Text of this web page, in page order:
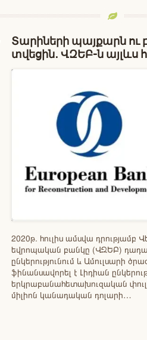
Տարիների պայքարն ու
տվեցին․ ՎԶԵԲ-ն այլևս
2020թ. հուլիս ամսվա
եվրոպական բանկը (ՎԶԵԲ)
ընկերությունում և Ամուլսարի
ֆինանսավորել է Լիդիան
երկրաբանահետախուզական
միլիոն կանադական դոլարի…